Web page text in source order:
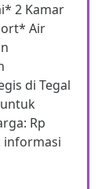
2 Kamar
Air
di Tegal
Rp
informasi